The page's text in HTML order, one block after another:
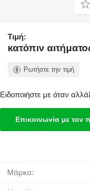
Τιμή:
κατόπιν
Ρωτήστε την τιμή
Ειδοποιήστε με όταν
Επικοινωνία με τον
Μάρκα: